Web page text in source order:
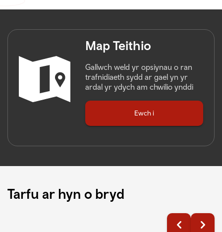
Map Teithio
Gallwch weld yr opsiynau o ran
trafnidiaeth sydd ar gael yn yr
ardal yr ydych am chwilio ynddi
Ewch i
Tarfu ar hyn o bryd
< >